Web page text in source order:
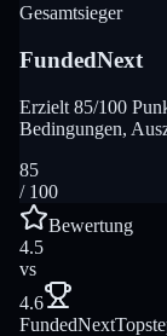
Gesamtsieger
FundedNext
Erzielt 85/100
Bedingungen,
85
/ 100
Bewertung
4.5
vs
4.6
FundedNext